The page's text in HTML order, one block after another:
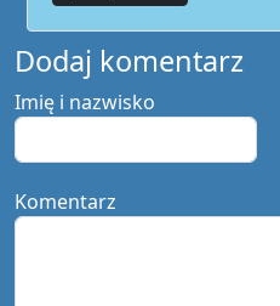
Dodaj komentarz
Imię i nazwisko
Komentarz